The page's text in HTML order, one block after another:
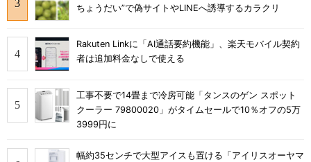
ちょうだい”で偽サイトやLINEへ誘導するカラクリ
Rakuten Linkに「AI通話要約機能」、楽天モバイル契約
者は追加料金なしで使える
工事不要で14畳まで冷房可能「タンスのゲン スポット
クーラー 79800020」がタイムセールで10％オフの5万
3999円に
幅約35センチで大型アイスも置ける「アイリスオーヤマ